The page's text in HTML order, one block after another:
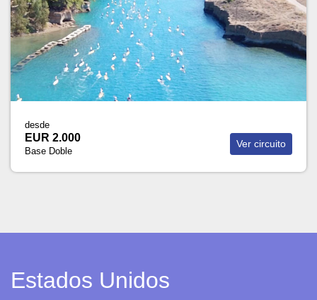
desde
EUR 2.325
Base Doble
Ver circuito
Estados Unidos